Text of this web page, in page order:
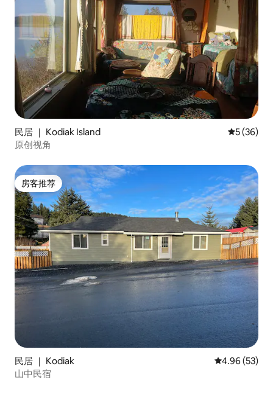
民居 ｜ Kodiak Island 平均评分
5 (36)
原创视角
房客推荐
房客推荐
民居 ｜ Kodiak 平均评分
4.96 (53)
山中民宿